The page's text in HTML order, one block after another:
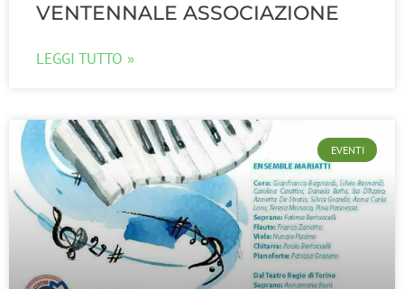
VENTENNALE ASSOCIAZIONE
LEGGI TUTTO »
EVENTI